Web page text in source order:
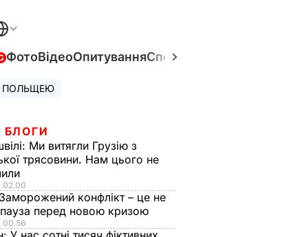
ФотоВідеоОпитуванняСпецпроєкти
ПОЛЬЩЕЮ
БЛОГИ
Ми витягли Грузію з
трясовини. Нам цього не
02.00
Заморожений конфлікт – це не
перед новою кризою
00.56